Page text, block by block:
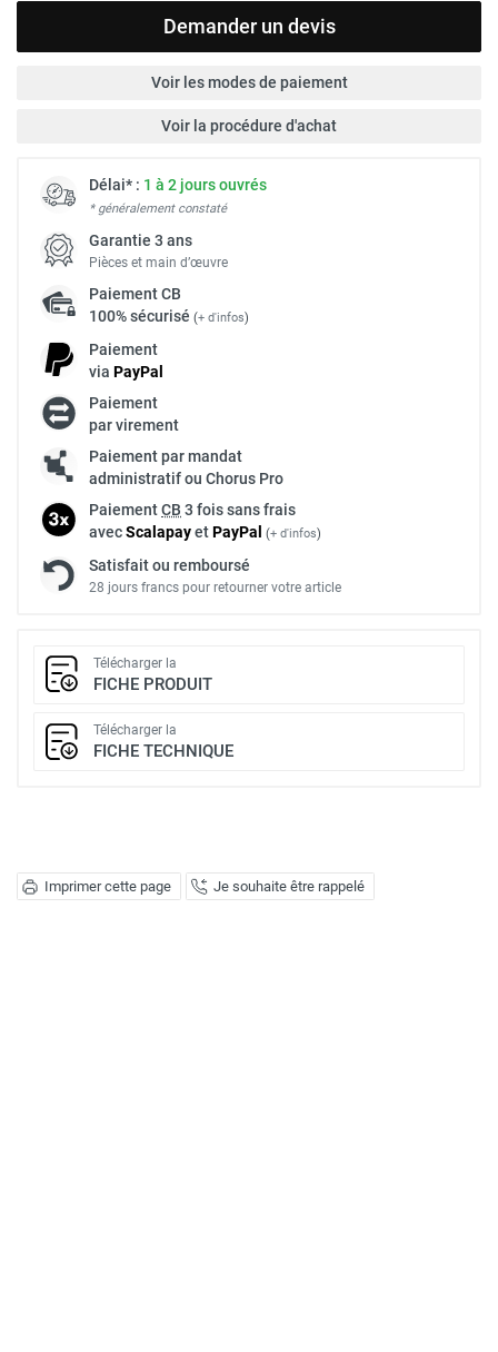
Imprimer cette page Je souhaite être rappelé
Demander un devis
Voir les modes de paiement
Voir la procédure d'achat
Délai* : 1 à 2 jours ouvrés
* généralement constaté
Garantie 3 ans
Pièces et main d’œuvre
PaiementCB
100% sécurisé (+ d'infos)
Paiement
via PayPal
Paiement
par virement
Paiement par mandat
administratif ou Chorus Pro
PaiementCB 3 fois sans frais
avecScalapayetPayPal (+ d'infos)
Satisfait ou remboursé
28 jours francs pour retourner votre article
Télécharger la
FICHE PRODUIT
Télécharger la
FICHE TECHNIQUE